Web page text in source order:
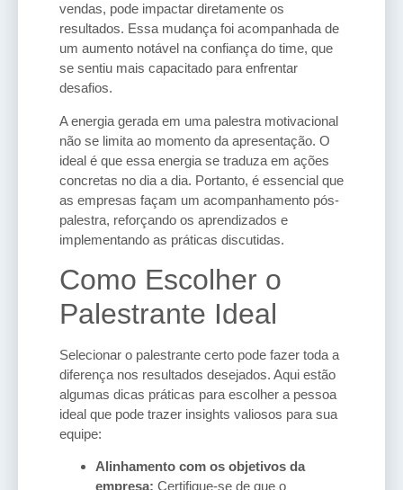
vendas, pode impactar diretamente os
resultados. Essa mudança foi acompanhada de
um aumento notável na confiança do time, que
se sentiu mais capacitado para enfrentar
desafios.
A energia gerada em uma palestra motivacional
não se limita ao momento da apresentação. O
ideal é que essa energia se traduza em ações
concretas no dia a dia. Portanto, é essencial que
as empresas façam um acompanhamento pós-
palestra, reforçando os aprendizados e
implementando as práticas discutidas.
Como Escolher o
Palestrante Ideal
Selecionar o palestrante certo pode fazer toda a
diferença nos resultados desejados. Aqui estão
algumas dicas práticas para escolher a pessoa
ideal que pode trazer insights valiosos para sua
equipe:
Alinhamento com os objetivos da
empresa: Certifique-se de que o